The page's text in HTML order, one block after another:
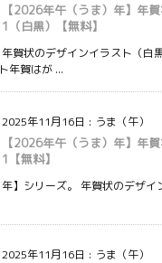
【2026年午（うま）年】年
1（白黒）【無料】
年賀状のデザインイラスト（白
年賀はが ...
2025年11月16日 : うま（午）
【2026年午（うま）年】年
1【無料】
年】シリーズ。 年賀状のデザ
2025年11月16日 : うま（午）